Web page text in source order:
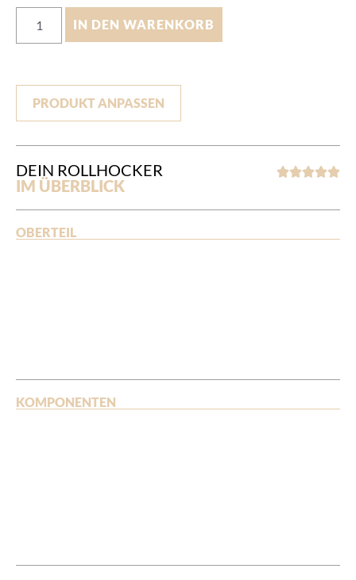
IN DEN WARENKORB
PRODUKT ANPASSEN
DEIN ROLLHOCKER
IM ÜBERBLICK

OBERTEIL
KOMPONENTEN